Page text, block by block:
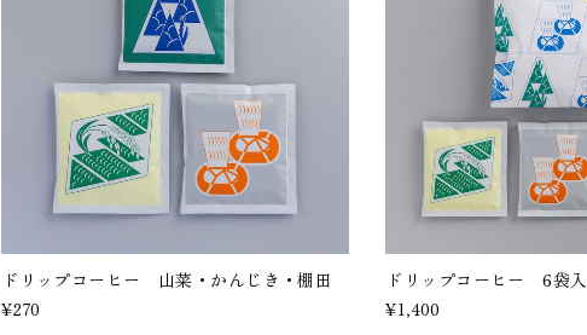
ドリップコーヒー 山菜・かんじき・棚田
¥270
ドリップコーヒー 6袋入
¥1,400